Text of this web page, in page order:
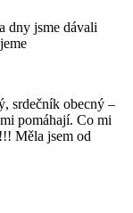
dny jsme dávali
srdečník obecný –
pomáhají. Co mi
Měla jsem od